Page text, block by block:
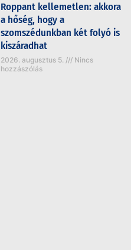
Roppant kellemetlen: akkora
a hőség, hogy a
szomszédunkban két folyó is
kiszáradhat
2026. augusztus 5.
Nincs
hozzászólás